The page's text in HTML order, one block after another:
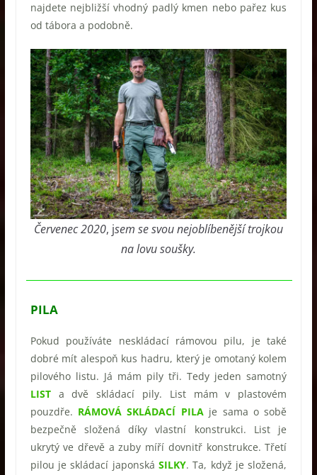
najdete nejbližší vhodný padlý kmen nebo pařez kus
od tábora a podobně.
Červenec 2020, jsem se svou nejoblíbenější trojkou
na lovu soušky.
PILA
Pokud používáte neskládací rámovou pilu, je také
dobré mít alespoň kus hadru, který je omotaný kolem
pilového listu. Já mám pily tři. Tedy jeden samotný
LISTa dvě skládací pily. List mám v plastovém
pouzdře. RÁMOVÁ SKLÁDACÍ PILAje sama o sobě
bezpečně složená díky vlastní konstrukci. List je
ukrytý ve dřevě a zuby míří dovnitř konstrukce. Třetí
pilou je skládací japonská SILKY. Ta, když je složená,